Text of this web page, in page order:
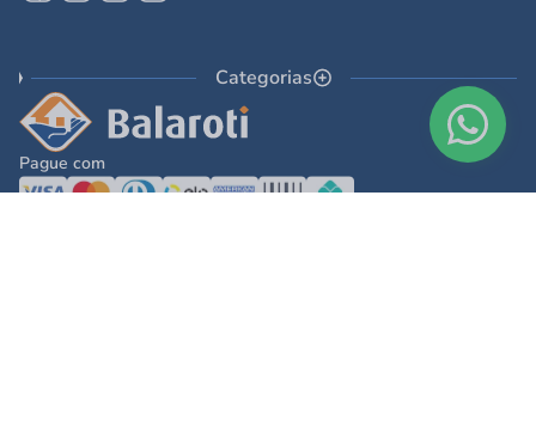
Categorias
Pague com